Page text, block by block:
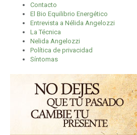
Contacto
El Bio Equilibrio Energético
Entrevista a Nélida Angelozzi
La Técnica
Nelida Angelozzi
Política de privacidad
Síntomas